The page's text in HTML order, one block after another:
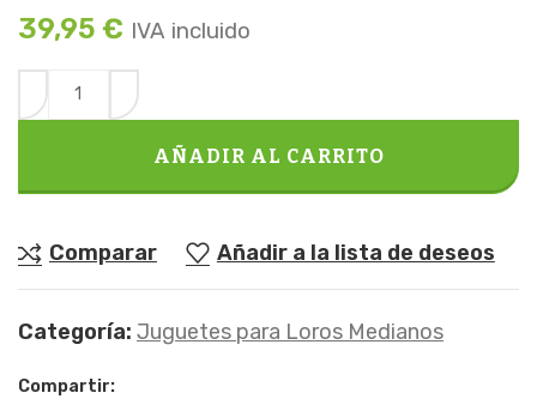
39,95 € IVA incluido
AÑADIR AL CARRITO
Comparar Añadir a la lista de deseos
Categoría: Juguetes para Loros Medianos
Compartir: